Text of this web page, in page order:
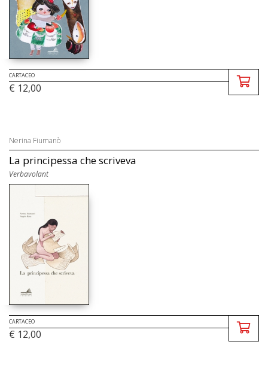
CARTACEO
€ 12,00
Nerina Fiumanò
La principessa che scriveva
Verbavolant
CARTACEO
€ 12,00